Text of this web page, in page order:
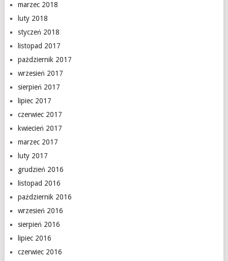
marzec 2018
luty 2018
styczeń 2018
listopad 2017
październik 2017
wrzesień 2017
sierpień 2017
lipiec 2017
czerwiec 2017
kwiecień 2017
marzec 2017
luty 2017
grudzień 2016
listopad 2016
październik 2016
wrzesień 2016
sierpień 2016
lipiec 2016
czerwiec 2016